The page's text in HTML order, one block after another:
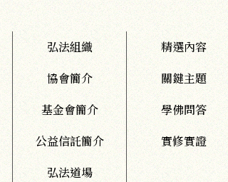
弘法組織
協會簡介
基金會簡介
公益信託簡介
弘法道場
精選內容
關鍵主題
學佛問答
實修實證